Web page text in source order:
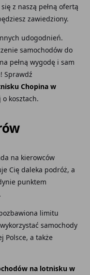
z naszą pełną ofertą
zawiedziony.
udogodnień.
samochodów do
pełną wygodę i sam
Sprawdź
Chopina w
kosztach.
na kierowców
Cię daleka podróż, a
punktem
limitu
samochody
Polsce, a także
na lotnisku w